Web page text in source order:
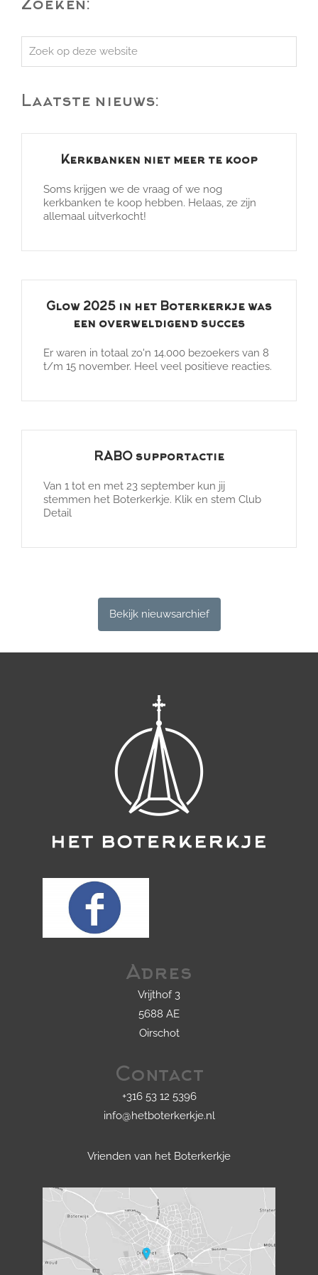
Zoeken:
Zoek
op
website
Laatste nieuws:
Kerkbanken niet meer te koop
Soms krijgen we de vraag of we nog
kerkbanken te koop hebben. Helaas, ze zijn
allemaal uitverkocht!
Glow 2025 in het Boterkerkje was
een overweldigend succes
Er waren in totaal zo'n 14.000 bezoekers van 8
t/m 15 november. Heel veel positieve reacties.
RABO supportactie
Van 1 tot en met 23 september kun jij
stemmen het Boterkerkje. Klik en stem Club
Detail
Bekijk nieuwsarchief
Adres
Vrijthof 3
5688 AE
Oirschot
Contact
+316 53 12 5396
info@hetboterkerkje.nl
Vrienden van het Boterkerkje